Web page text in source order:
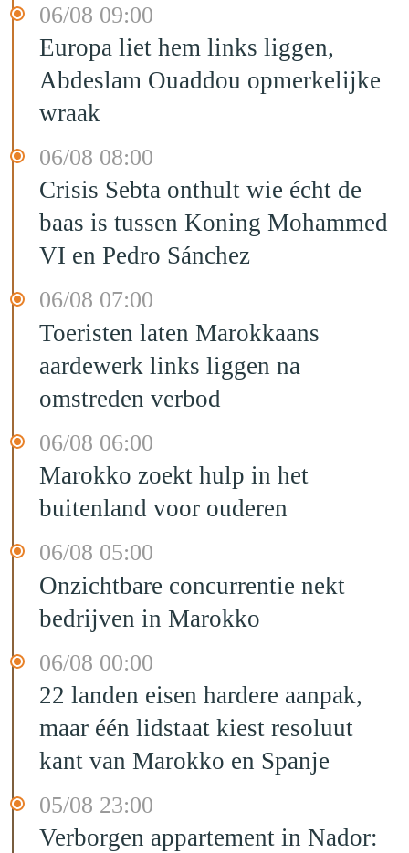
06/08 09:00
Europa liet hem links liggen,
Abdeslam Ouaddou opmerkelijke
wraak
06/08 08:00
Crisis Sebta onthult wie écht de
baas is tussen Koning Mohammed
VI en Pedro Sánchez
06/08 07:00
Toeristen laten Marokkaans
aardewerk links liggen na
omstreden verbod
06/08 06:00
Marokko zoekt hulp in het
buitenland voor ouderen
06/08 05:00
Onzichtbare concurrentie nekt
bedrijven in Marokko
06/08 00:00
22 landen eisen hardere aanpak,
maar één lidstaat kiest resoluut
kant van Marokko en Spanje
05/08 23:00
Verborgen appartement in Nador: